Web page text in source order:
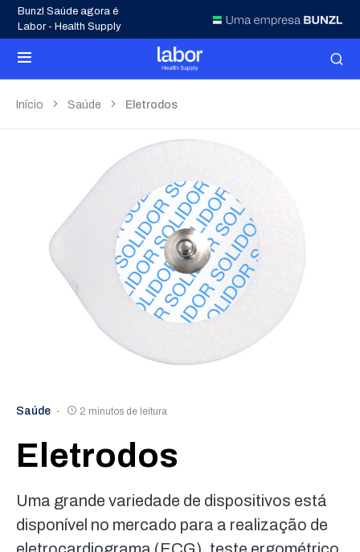
Bunzl Saúde agora é
Labor - Health Supply
Início Saúde Eletrodos
Saúde 2 minutos de leitura
Eletrodos
Uma grande variedade de dispositivos está
disponível no mercado para a realização de